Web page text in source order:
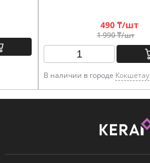
490 ₸/шт
1 990 ₸/шт
В наличии в городе Кокшетау